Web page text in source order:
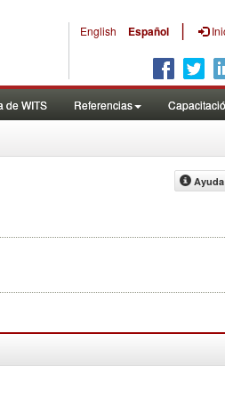
English Español |
de WITS Referencias
Ayuda